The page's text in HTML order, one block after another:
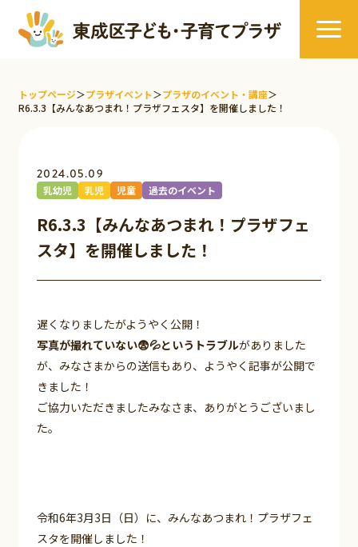
トップページ＞プラザイベント＞プラザのイベント・講座＞
R6.3.3【みんなあつまれ！プラザフェスタ】を開催しました！
2024.05.09
乳幼児 乳児 児童 過去のイベント
R6.3.3【みんなあつまれ！プラザフェ
スタ】を開催しました！
遅くなりましたがようやく公開！
写真が撮れていない😨💦というトラブルがありました
が、みなさまからの送信もあり、ようやく記事が公開で
きました！
ご協力いただきましたみなさま、ありがとうございまし
た。
令和6年3月3日（日）に、みんなあつまれ！プラザフェ
スタを開催しました！